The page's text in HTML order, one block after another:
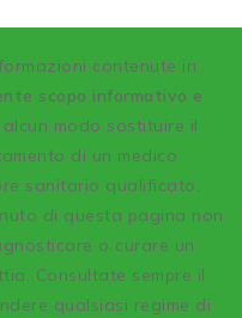
contenute in
scopo informativo e
modo sostituire il
di un medico
sanitario qualificato.
di questa pagina non
o curare un
Consultate sempre il
qualsiasi regime di